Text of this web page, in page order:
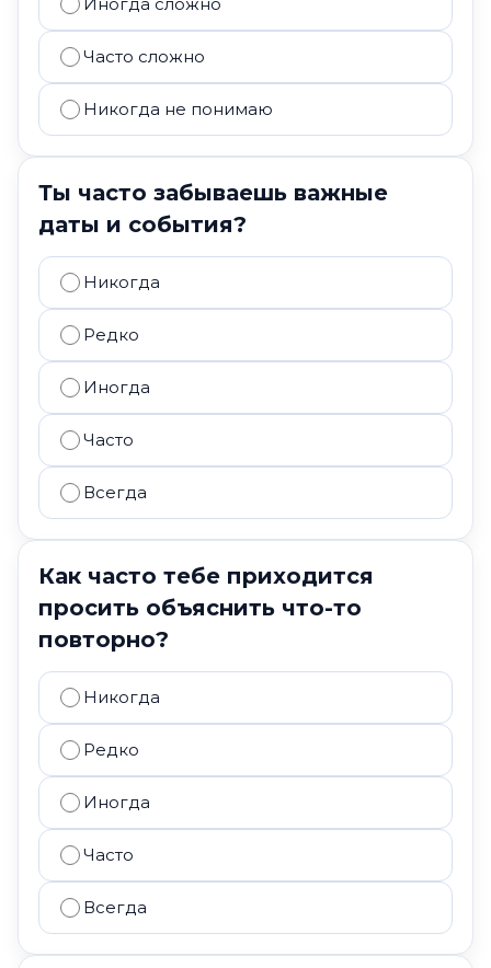
Часто сложно
Никогда не понимаю
Ты часто забываешь важные
даты и события?
Никогда
Редко
Иногда
Часто
Всегда
Как часто тебе приходится
просить объяснить что-то
повторно?
Никогда
Редко
Иногда
Часто
Всегда